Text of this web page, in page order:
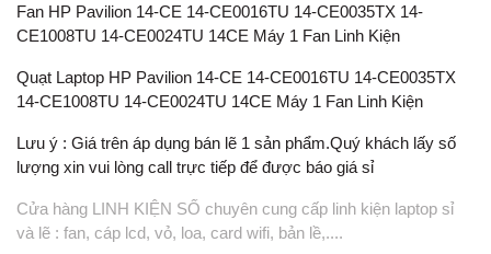
Fan HP Pavilion 14-CE 14-CE0016TU 14-CE0035TX 14-
CE1008TU 14-CE0024TU 14CE Máy 1 Fan Linh Kiện
Quạt Laptop HP Pavilion 14-CE 14-CE0016TU 14-CE0035TX
14-CE1008TU 14-CE0024TU 14CE Máy 1 Fan Linh Kiện
Lưu ý : Giá trên áp dụng bán lẽ 1 sản phẩm.Quý khách lấy số
lượng xin vui lòng call trực tiếp để được báo giá sỉ
Cửa hàng LINH KIỆN SỐ chuyên cung cấp linh kiện laptop sỉ
và lẽ : fan, cáp lcd, vỏ, loa, card wifi, bản lề,....